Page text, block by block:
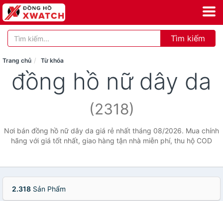
Tìm kiếm
Trang chủ Từ khóa
đồng hồ nữ dây da
(2318)
Nơi bán đồng hồ nữ dây da giá rẻ nhất tháng 08/2026. Mua chính
hãng với giá tốt nhất, giao hàng tận nhà miễn phí, thu hộ COD
2.318 Sản Phẩm